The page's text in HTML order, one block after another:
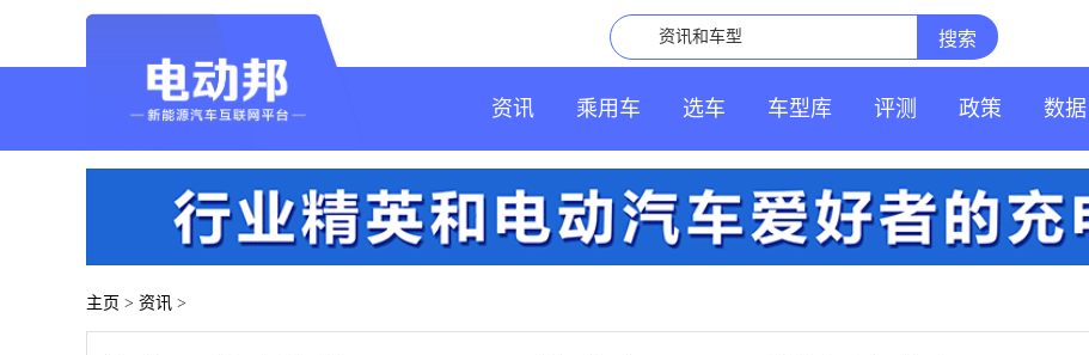
资讯 乘用车 选车 车型库 评测 政策 数据
主页 > 资讯 >